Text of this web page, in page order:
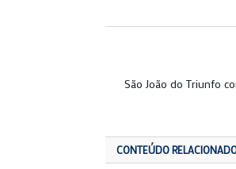
São João do Triunfo
CONTEÚDO